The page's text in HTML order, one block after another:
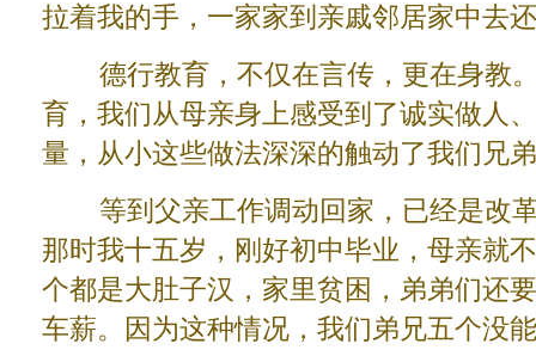
拉着我的手，一家家到亲戚邻居家中去
德行教育，不仅在言传，更在身教。
育，我们从母亲身上感受到了诚实做人
量，从小这些做法深深的触动了我们兄
等到父亲工作调动回家，已经是改革
那时我十五岁，刚好初中毕业，母亲就
个都是大肚子汉，家里贫困，弟弟们还
车薪。因为这种情况，我们弟兄五个没